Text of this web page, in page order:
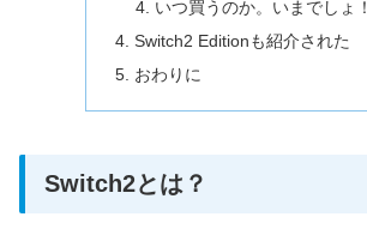
いつ買うのか。いまでしょ！
Switch2 Editionも紹介された
おわりに
Switch2とは？